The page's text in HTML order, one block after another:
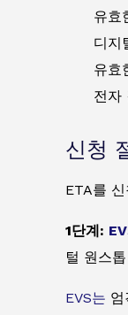
유효
디지
유효
전자
신청
ETA를
1단계:
털 원스
EVS는